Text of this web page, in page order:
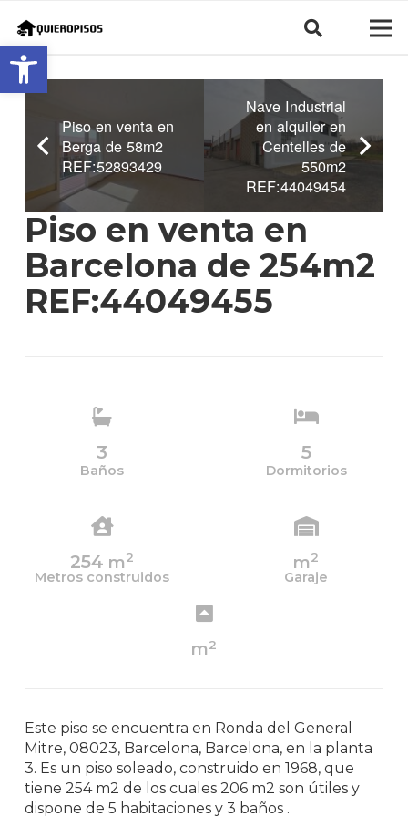
Abrir barra de herramientas
Piso en venta en
Berga de 58m2
REF:52893429
Nave Industrial
en alquiler en
Centelles de
550m2
REF:44049454
Piso en venta en
Barcelona de 254m2
REF:44049455
3
Baños
5
Dormitorios
254 m2
Metros construidos
m2
Garaje
m2
Este piso se encuentra en Ronda del General
Mitre, 08023, Barcelona, Barcelona, en la planta
3. Es un piso soleado, construido en 1968, que
tiene 254 m2 de los cuales 206 m2 son útiles y
dispone de 5 habitaciones y 3 baños .